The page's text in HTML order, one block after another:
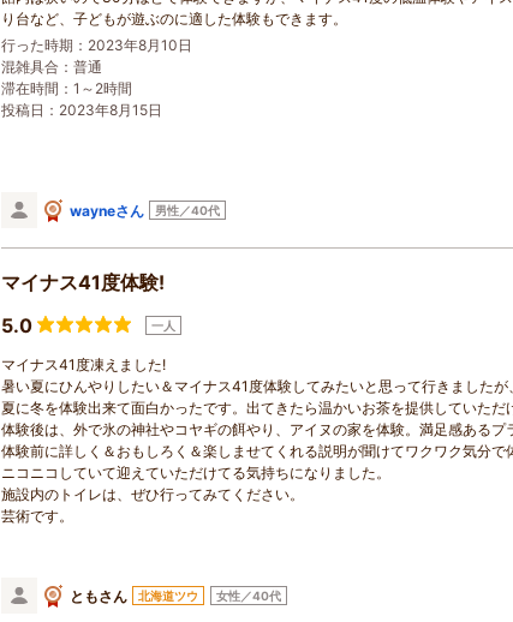
り台など、子どもが遊ぶのに適した体験もできます。
行った時期：2023年8月10日
混雑具合：普通
滞在時間：1～2時間
投稿日：2023年8月15日
wayneさん 男性／40代
マイナス41度体験!
5.0
一人
マイナス41度凍えました!
暑い夏にひんやりしたい＆マイナス41度体験してみたいと思って行きましたが
夏に冬を体験出来て面白かったです。出てきたら温かいお茶を提供していただ
体験後は、外で氷の神社やコヤギの餌やり、アイヌの家を体験。満足感あるプ
体験前に詳しく＆おもしろく＆楽しませてくれる説明が聞けてワクワク気分で
ニコニコしていて迎えていただけてる気持ちになりました。
施設内のトイレは、ぜひ行ってみてください。
芸術です。
ともさん 北海道ツウ 女性／40代